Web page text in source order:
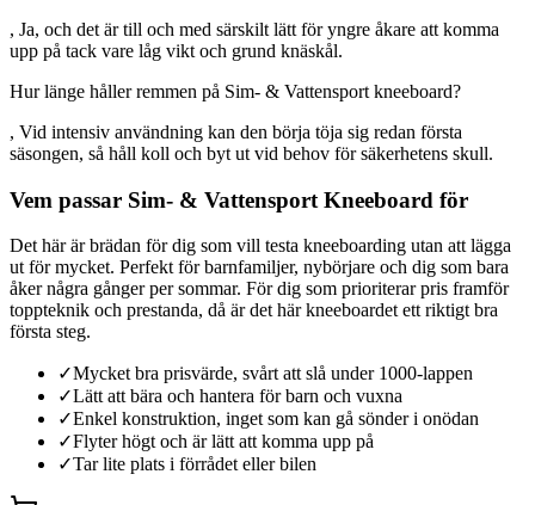
, Ja, och det är till och med särskilt lätt för yngre åkare att komma
upp på tack vare låg vikt och grund knäskål.
Hur länge håller remmen på Sim- & Vattensport kneeboard?
, Vid intensiv användning kan den börja töja sig redan första
säsongen, så håll koll och byt ut vid behov för säkerhetens skull.
Vem passar Sim- & Vattensport Kneeboard för
Det här är brädan för dig som vill testa kneeboarding utan att lägga
ut för mycket. Perfekt för barnfamiljer, nybörjare och dig som bara
åker några gånger per sommar. För dig som prioriterar pris framför
toppteknik och prestanda, då är det här kneeboardet ett riktigt bra
första steg.
✓Mycket bra prisvärde, svårt att slå under 1000-lappen
✓Lätt att bära och hantera för barn och vuxna
✓Enkel konstruktion, inget som kan gå sönder i onödan
✓Flyter högt och är lätt att komma upp på
✓Tar lite plats i förrådet eller bilen